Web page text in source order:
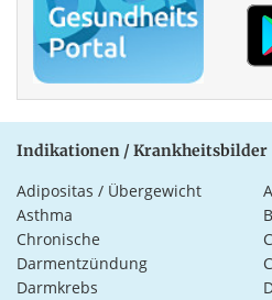
Indikationen / Krankheitsbilder
Adipositas / Übergewicht
Asthma
Chronische
Darmentzündung
Darmkrebs